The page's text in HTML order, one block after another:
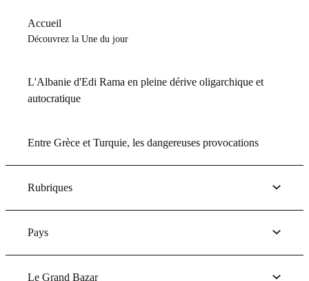
Accueil
Découvrez la Une du jour
L'Albanie d'Edi Rama en pleine dérive oligarchique et
autocratique
Entre Grèce et Turquie, les dangereuses provocations
Rubriques
Pays
Le Grand Bazar